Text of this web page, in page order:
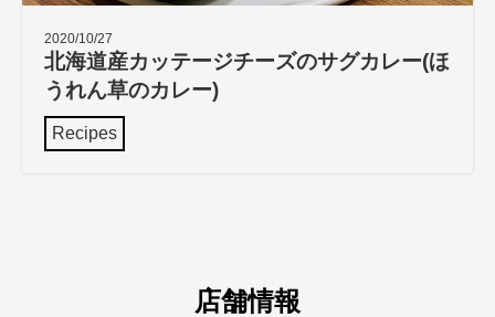
2020/10/27
北海道産カッテージチーズのサグカレー(ほ
うれん草のカレー)
Recipes
店舗情報